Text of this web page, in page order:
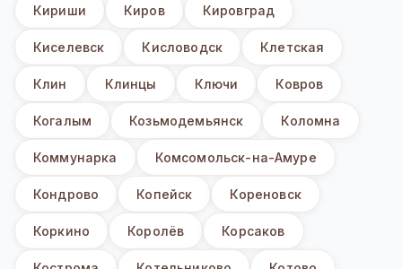
Кириши Киров Кировград
Киселевск Кисловодск Клетская
Клин Клинцы Ключи Ковров
Когалым Козьмодемьянск Коломна
Коммунарка Комсомольск-на-Амуре
Кондрово Копейск Кореновск
Коркино Королёв Корсаков